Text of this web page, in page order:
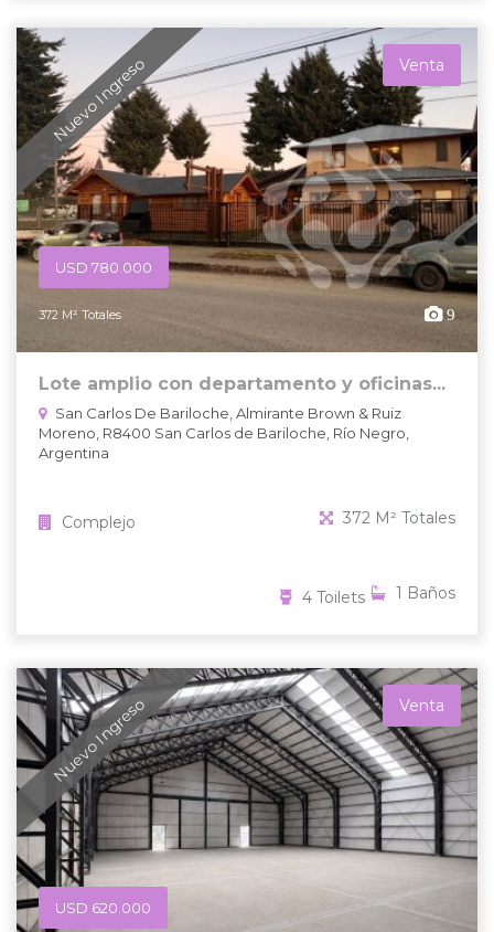
Nuevo Ingreso Venta
USD 780.000
372 M² Totales 9
Lote amplio con departamento y oficinas...
San Carlos De Bariloche, Almirante Brown & Ruiz
Moreno, R8400 San Carlos de Bariloche, Río Negro,
Argentina
Complejo 372 M² Totales
1 Baños
4 Toilets
Nuevo Ingreso Venta
USD 620.000